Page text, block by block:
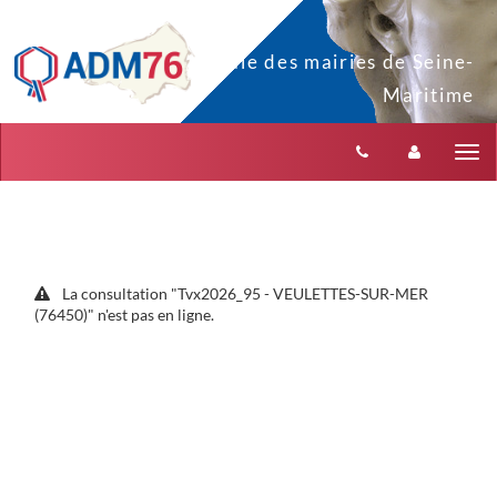
La consultation "Tvx2026_95 - VEULETTES-SUR-MER
(76450)" n'est pas en ligne.